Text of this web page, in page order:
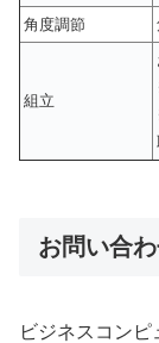
角度調節
組立
お問い合
ビジネスコン